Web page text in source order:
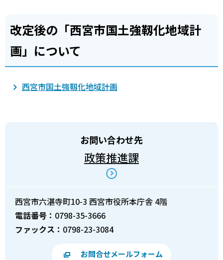
改定後の「西宮市国土強靱化地域計
画」について
西宮市国土強靱化地域計画
お問い合わせ先
政策推進課
西宮市六湛寺町10-3 西宮市役所本庁舎 4階
電話番号： 0798-35-3666
ファックス： 0798-23-3084
お問合せメールフォーム